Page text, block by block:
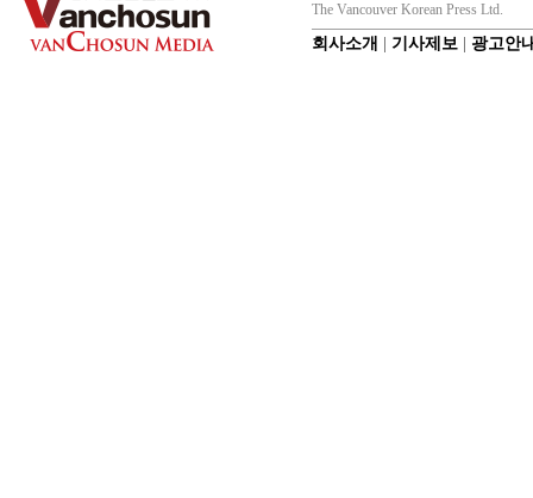
The Vancouver Korean Press Ltd.
회사소개 기사제보 광고안